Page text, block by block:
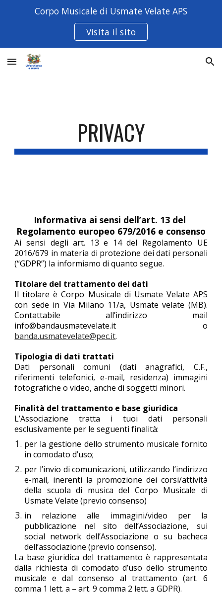
Skip to main content
Corpo Musicale di Usmate Velate APS
Visita il sito
PRIVACY
Informativa ai sensi dell’art. 13 del
Regolamento europeo 679/2016 e consenso
Ai sensi degli art. 13 e 14 del Regolamento UE
2016/679 in materia di protezione dei dati personali
(“GDPR”) la informiamo di quanto segue.
Titolare del trattamento dei dati
Il titolare è Corpo Musicale di Usmate Velate APS
con sede in Via Milano 11/a, Usmate velate (MB).
Contattabile all’indirizzo mail
info@bandausmatevelate.it o
banda.usmatevelate@pec.it.
Tipologia di dati trattati
Dati personali comuni (dati anagrafici, C.F.,
riferimenti telefonici, e-mail, residenza) immagini
fotografiche o video, anche di soggetti minori.
Finalità del trattamento e base giuridica
L’Associazione tratta i tuoi dati personali
esclusivamente per le seguenti finalità:
per la gestione dello strumento musicale fornito
in comodato d’uso;
per l’invio di comunicazioni, utilizzando l’indirizzo
e-mail, inerenti la promozione dei corsi/attività
della scuola di musica del Corpo Musicale di
Usmate Velate (previo consenso)
in relazione alle immagini/video per la
pubblicazione nel sito dell’Associazione, sui
social network dell’Associazione o su bacheca
dell’associazione (previo consenso).
La base giuridica del trattamento è rappresentata
dalla richiesta di comodato d’uso dello strumento
musicale e dal consenso al trattamento (art. 6
comma 1 lett. a – art. 9 comma 2 lett. a GDPR).